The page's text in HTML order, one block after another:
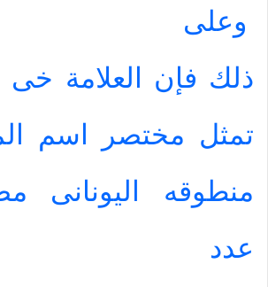
وعلى
ذلك فإن العلامة خى
تمثل مختصر اسم
منطوقه اليونانى
عدد